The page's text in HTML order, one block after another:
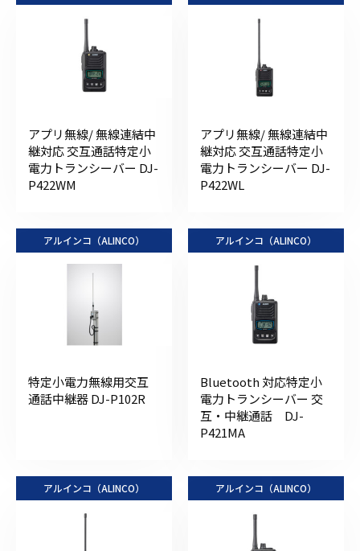
アプリ無線/ 無線連結中
継対応 交互通話特定小
電力トランシーバー DJ-
P422WM
アプリ無線/ 無線連結中
継対応 交互通話特定小
電力トランシーバー DJ-
P422WL
アルインコ（ALINCO）
特定小電力無線用交互
通話中継器 DJ-P102R
アルインコ（ALINCO）
Bluetooth 対応特定小
電力トランシーバー 交
互・中継通話 DJ-
P421MA
アルインコ（ALINCO） アルインコ（ALINCO）